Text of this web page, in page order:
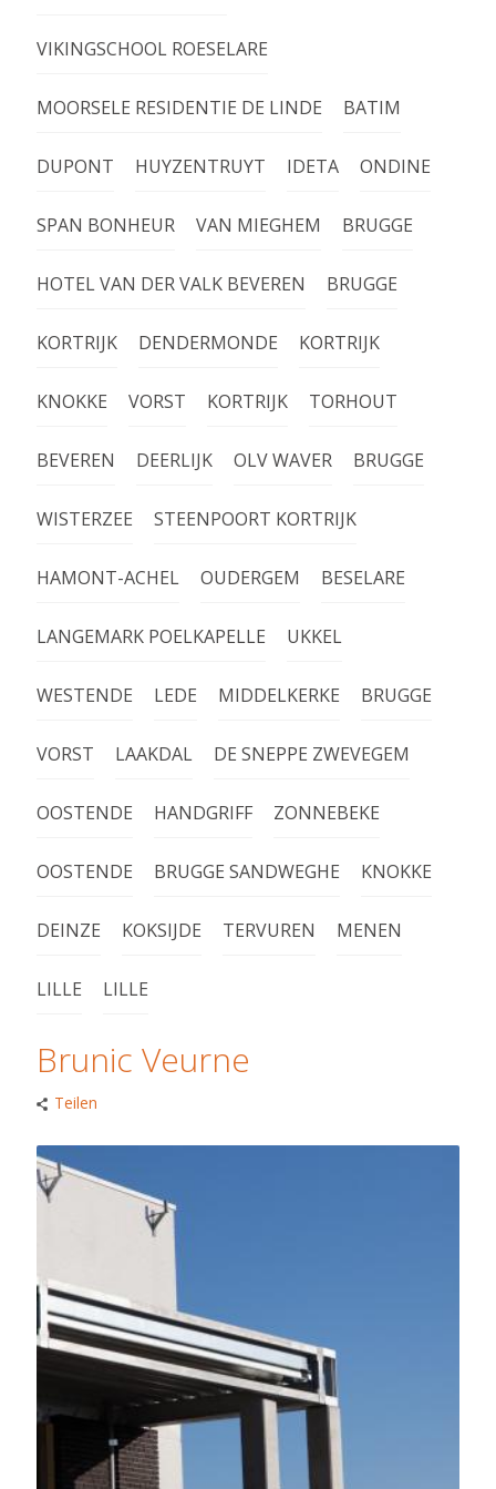
VIKINGSCHOOL ROESELARE
MOORSELE RESIDENTIE DE LINDE BATIM
DUPONT HUYZENTRUYT IDETA ONDINE
SPAN BONHEUR VAN MIEGHEM BRUGGE
HOTEL VAN DER VALK BEVEREN BRUGGE
KORTRIJK DENDERMONDE KORTRIJK
KNOKKE VORST KORTRIJK TORHOUT
BEVEREN DEERLIJK OLV WAVER BRUGGE
WISTERZEE STEENPOORT KORTRIJK
HAMONT-ACHEL OUDERGEM BESELARE
LANGEMARK POELKAPELLE UKKEL
WESTENDE LEDE MIDDELKERKE BRUGGE
VORST LAAKDAL DE SNEPPE ZWEVEGEM
OOSTENDE HANDGRIFF ZONNEBEKE
OOSTENDE BRUGGE SANDWEGHE KNOKKE
DEINZE KOKSIJDE TERVUREN MENEN
LILLE LILLE
Brunic Veurne
Teilen